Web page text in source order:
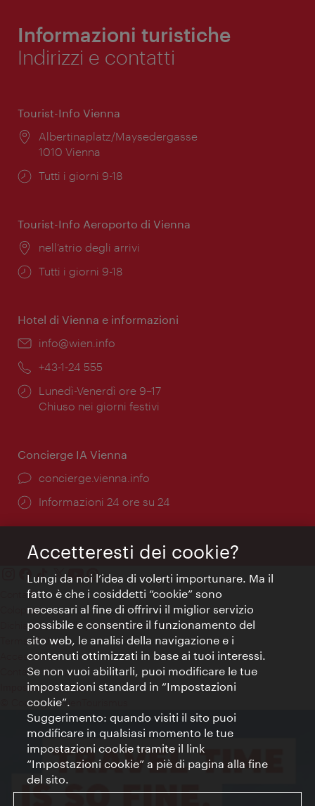
Informazioni turistiche
Indirizzi e contatti
Tourist-Info Vienna
Posizione:
Albertinaplatz/Maysedergasse
1010 Vienna
Orari
Tutti i giorni 9-18
Tourist-Info Aeroporto di Vienna
Posizione:
nell’atrio degli arrivi
Orari
Tutti i giorni 9-18
Hotel di Vienna e informazioni
Email:
info@wien.info
Telefono:
+43-1-24 555
Orari
di
Lunedì-Venerdì ore 9–17
Chiuso nei giorni festivi
Concierge IA Vienna
Ort:
concierge.vienna.info
Öffnungszeiten:
Informazioni 24 ore su 24
Contatti
Colophon
Dichiarazione sulla protezione dei dati
Terms of Use
Accessibilità
Contatto stampa
Impostazioni cookie
© Copyright WienTourismus
Accetteresti dei cookie?
Lungi da noi l’idea di volerti importunare. Ma il
fatto è che i cosiddetti “cookie” sono
necessari al fine di offrirvi il miglior servizio
possibile e consentire il funzionamento del
sito web, le analisi della navigazione e i
contenuti ottimizzati in base ai tuoi interessi.
Se non vuoi abilitarli, puoi modificare le tue
impostazioni standard in “Impostazioni
cookie”.
Suggerimento: quando visiti il sito puoi
modificare in qualsiasi momento le tue
impostazioni cookie tramite il link
“Impostazioni cookie” a piè di pagina alla fine
del sito.